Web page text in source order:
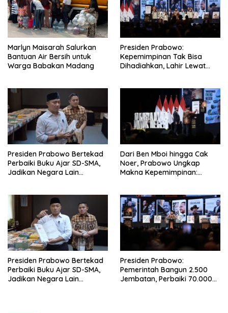
Marlyn Maisarah Salurkan
Bantuan Air Bersih untuk
Warga Babakan Madang
Presiden Prabowo:
Kepemimpinan Tak Bisa
Dihadiahkan, Lahir Lewat
Presiden Prabowo Bertekad
Perbaiki Buku Ajar SD-SMA,
Jadikan Negara Lain
Dari Ben Mboi hingga Cak
Noer, Prabowo Ungkap
Makna Kepemimpinan:
Presiden Prabowo Bertekad
Perbaiki Buku Ajar SD-SMA,
Jadikan Negara Lain
Presiden Prabowo:
Pemerintah Bangun 2.500
Jembatan, Perbaiki 70.000